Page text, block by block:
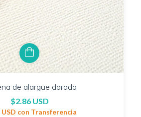
de alargue dorada
$2.86 USD
con Transferencia